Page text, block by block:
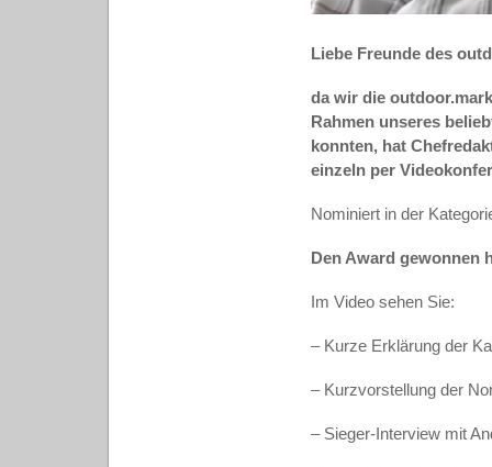
Liebe Freunde des
da wir die
Rahmen unseres
konnten, hat
einzeln per
Nominiert in der
Den Award gewonnen
Im Video sehen Sie:
– Kurze Erklärung der
– Kurzvorstellung der
– Sieger-Interview mit